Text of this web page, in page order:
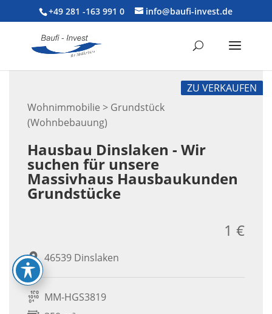
+49 281 -163 991 0 info@baufi-invest.de
Wohnimmobilie > Grundstück
(Wohnbebauung)
ZU VERKAUFEN
Hausbau Dinslaken - Wir
suchen für unsere
Massivhaus Hausbaukunden
Grundstücke
46539 Dinslaken
1 €
MM-HGS3819